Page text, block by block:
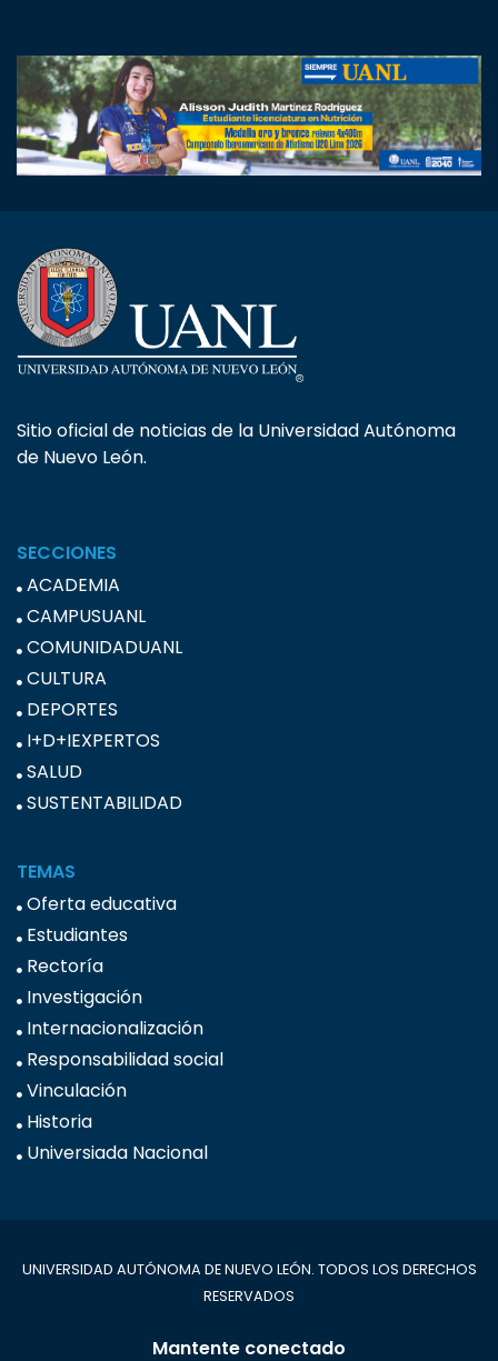
Sitio oficial de noticias de la Universidad Autónoma
de Nuevo León.
SECCIONES
ACADEMIA
CAMPUSUANL
COMUNIDADUANL
CULTURA
DEPORTES
I+D+IEXPERTOS
SALUD
SUSTENTABILIDAD
TEMAS
Oferta educativa
Estudiantes
Rectoría
Investigación
Internacionalización
Responsabilidad social
Vinculación
Historia
Universiada Nacional
UNIVERSIDAD AUTÓNOMA DE NUEVO LEÓN. TODOS LOS DERECHOS
RESERVADOS
Mantente conectado